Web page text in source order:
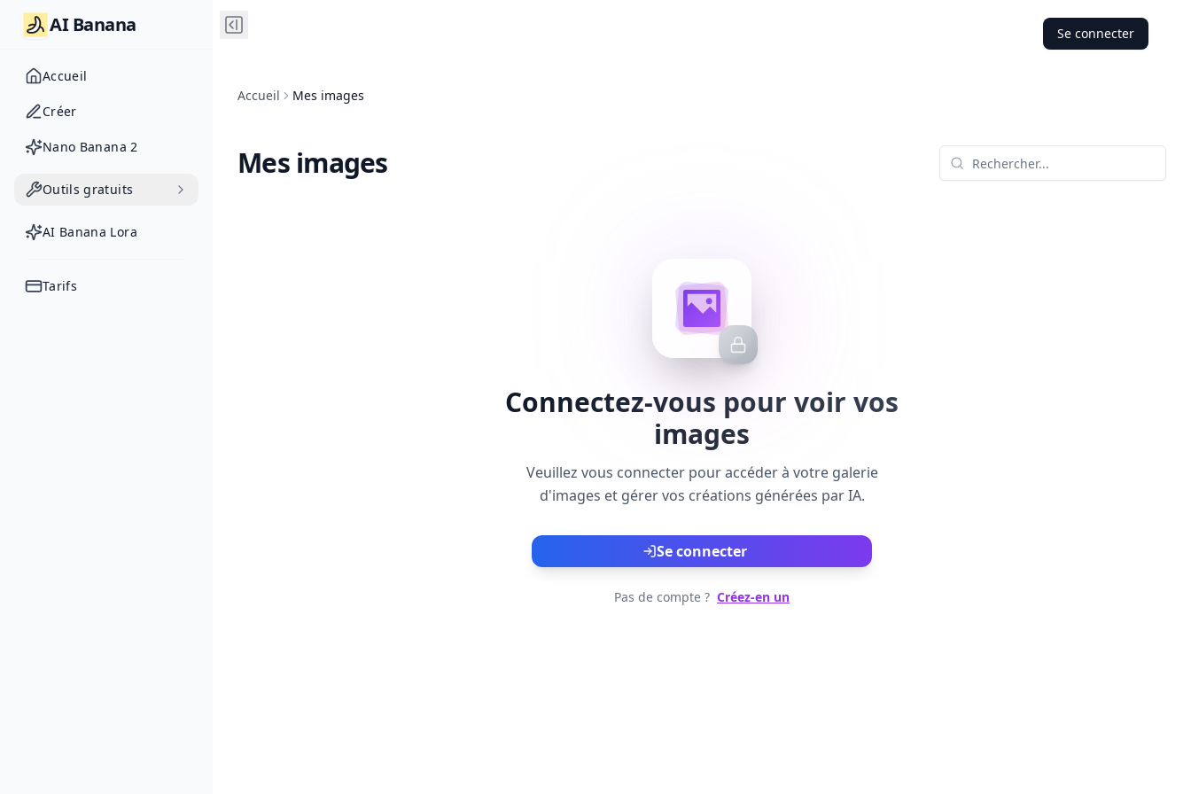
AI Banana
Accueil
Créer
Nano Banana 2
Outils gratuits
AI Banana Lora
Tarifs
Se connecter
Accueil Mes images
Mes images
Connectez-vous pour voir vos
images
Veuillez vous connecter pour accéder à votre galerie
d'images et gérer vos créations générées par IA.
Se connecter
Pas de compte ? Créez-en un